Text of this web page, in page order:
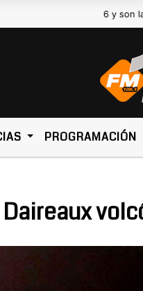
de 2026 y son las
PROGRAMACIÓN